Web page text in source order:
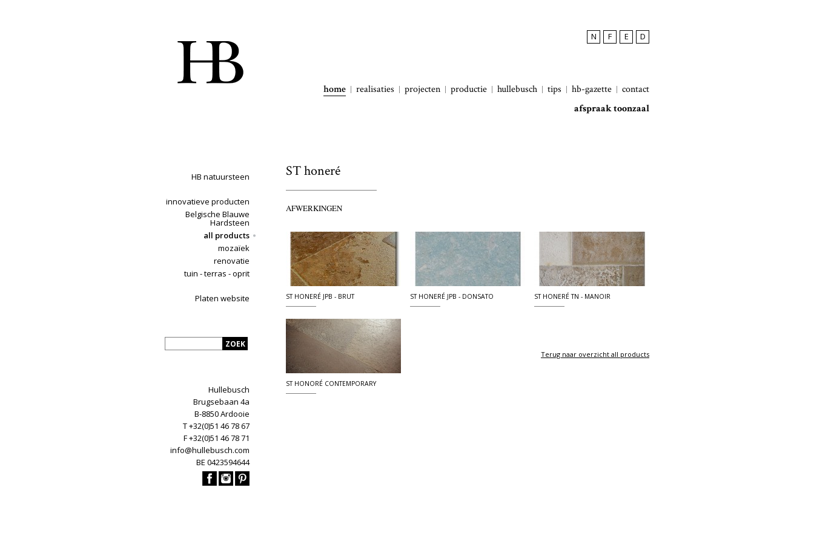
N F E D
home realisaties projecten productie hullebusch tips hb-gazette
contact
afspraak toonzaal
HB natuursteen
innovatieve producten
Belgische Blauwe
Hardsteen
all products
mozaïek
renovatie
tuin - terras - oprit
Platen website
Hullebusch
Brugsebaan 4a
B-8850 Ardooie
T +32(0)51 46 78 67
F +32(0)51 46 78 71
info@hullebusch.com
BE 0423594644
ST honeré
AFWERKINGEN
ST HONERÉ JPB - BRUT ST HONERÉ JPB - DONSATO ST HONERÉ TN - MANOIR
ST HONORÉ CONTEMPORARY
Terug naar overzicht all products